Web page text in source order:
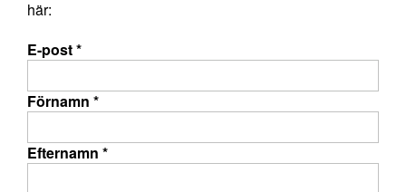
här:
E-post*
Förnamn *
Efternamn *